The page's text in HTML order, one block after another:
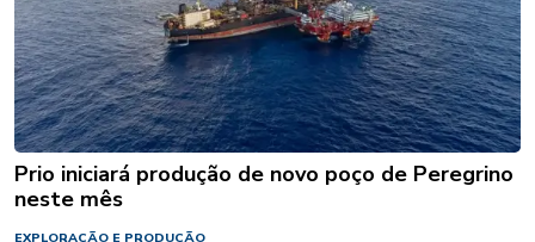
Prio iniciará produção de novo poço de Peregrino
neste mês
EXPLORAÇÃO E PRODUÇÃO